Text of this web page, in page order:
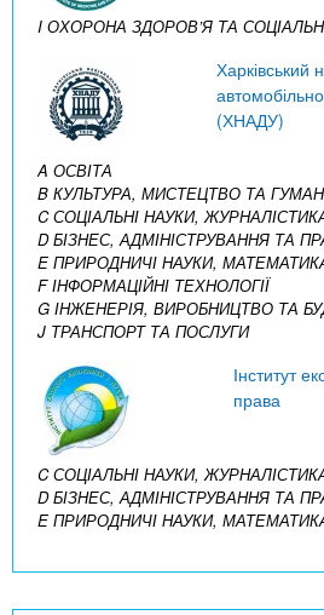
I ОХОРОНА ЗДОРОВ’Я ТА
Харківський
(ХНАДУ)
A ОСВІТА
B КУЛЬТУРА, МИСТЕЦТВО ТА
C СОЦІАЛЬНІ НАУКИ,
D БІЗНЕС, АДМІНІСТРУВАННЯ ТА
E ПРИРОДНИЧІ НАУКИ,
F ІНФОРМАЦІЙНІ ТЕХНОЛОГІЇ
G ІНЖЕНЕРІЯ, ВИРОБНИЦТВО ТА
J ТРАНСПОРТ ТА ПОСЛУГИ
Інститут
права
C СОЦІАЛЬНІ НАУКИ,
D БІЗНЕС, АДМІНІСТРУВАННЯ ТА
E ПРИРОДНИЧІ НАУКИ,